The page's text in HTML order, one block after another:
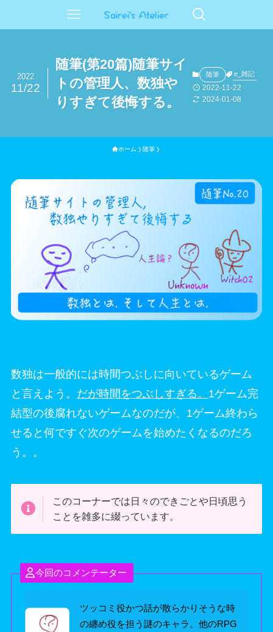
随筆(第20篇)随筆サイ
トの管理人、数独や
りすぎて後悔する。
2022
11/22
随筆 e_雑記
2022-11-22
2024-01-08
ホーム 随筆
数独は一般的には時間つぶしに向いているゲーム
と言えよう。 だが時間をつぶしすぎる。 1ゲーム完
結型の後腐れないゲームなのだが、1ゲーム終わら
せると何ですぐ次のゲームを始めたくなるのだろ
う。。
このコーナーでは日々のできごとや日頃思う
ことを雑多に綴っています。
今回のコメンテーター
ツッコミ役かつ話が散らかりそうな時
の纏め役を担う謎のキャラ。他のRPG